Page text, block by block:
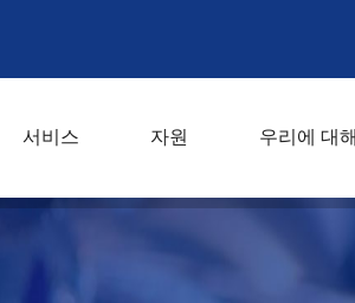
서비스 자원 우리에 대